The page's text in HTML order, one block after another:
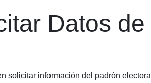
Datos
solicitar información del padrón